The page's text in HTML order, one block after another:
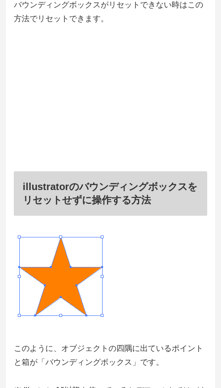
バウンディングボックスがリセットできない時はこの
方法でリセットできます。
illustratorのバウンディングボックスを
リセットせずに操作する方法
このように、オブジェクトの四隅に出ているポイント
と箱が「バウンディングボックス」です。